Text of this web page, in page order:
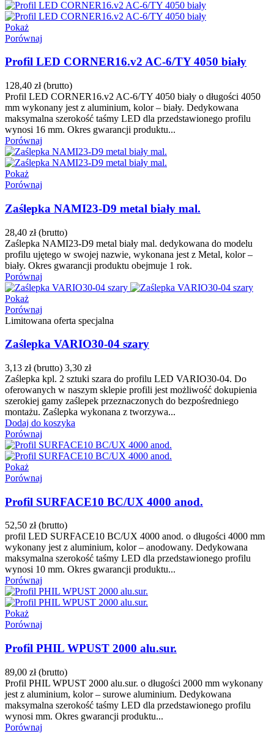
Pokaż
Porównaj
Profil LED CORNER16.v2 AC-6/TY 4050 biały
128,40 zł (brutto)
Profil LED CORNER16.v2 AC-6/TY 4050 biały o długości 4050
mm wykonany jest z aluminium, kolor – biały. Dedykowana
maksymalna szerokość taśmy LED dla przedstawionego profilu
wynosi 16 mm. Okres gwarancji produktu...
Porównaj
Pokaż
Porównaj
Zaślepka NAMI23-D9 metal biały mal.
28,40 zł (brutto)
Zaślepka NAMI23-D9 metal biały mal. dedykowana do modelu
profilu ujętego w swojej nazwie, wykonana jest z Metal, kolor –
biały. Okres gwarancji produktu obejmuje 1 rok.
Porównaj
Pokaż
Porównaj
Limitowana oferta specjalna
Zaślepka VARIO30-04 szary
3,13 zł (brutto) 3,30 zł
Zaślepka kpl. 2 sztuki szara do profilu LED VARIO30-04. Do
oferowanych w naszym sklepie profili jest możliwość dokupienia
szerokiej gamy zaślepek przeznaczonych do bezpośredniego
montażu. Zaślepka wykonana z tworzywa...
Dodaj do koszyka
Porównaj
Pokaż
Porównaj
Profil SURFACE10 BC/UX 4000 anod.
52,50 zł (brutto)
profil LED SURFACE10 BC/UX 4000 anod. o długości 4000 mm
wykonany jest z aluminium, kolor – anodowany. Dedykowana
maksymalna szerokość taśmy LED dla przedstawionego profilu
wynosi 10 mm. Okres gwarancji produktu...
Porównaj
Pokaż
Porównaj
Profil PHIL WPUST 2000 alu.sur.
89,00 zł (brutto)
Profil PHIL WPUST 2000 alu.sur. o długości 2000 mm wykonany
jest z aluminium, kolor – surowe aluminium. Dedykowana
maksymalna szerokość taśmy LED dla przedstawionego profilu
wynosi mm. Okres gwarancji produktu...
Porównaj